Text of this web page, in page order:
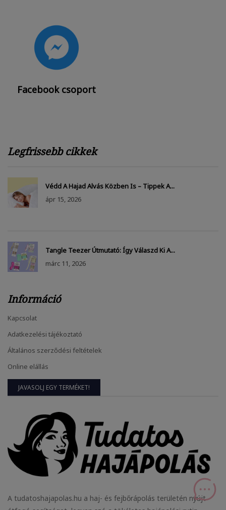
Facebook csoport
A tudatoshajapolas.hu a haj- és fejbőrápolás területén nyújt
Legfrissebb cikkek
Védd A Hajad Alvás Közben Is – Tippek A...
ápr 15, 2026
Tangle Teezer Útmutató: Így Válaszd Ki A...
márc 11, 2026
Információ
Kapcsolat
Adatkezelési tájékoztató
Általános szerződési feltételek
Online elállás
JAVASOLJ EGY TERMÉKET!